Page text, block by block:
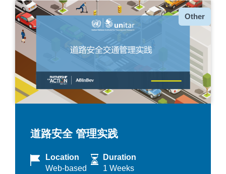
Type
Other
道路安全 管理实践
Location
Web-based
Duration
1 Weeks